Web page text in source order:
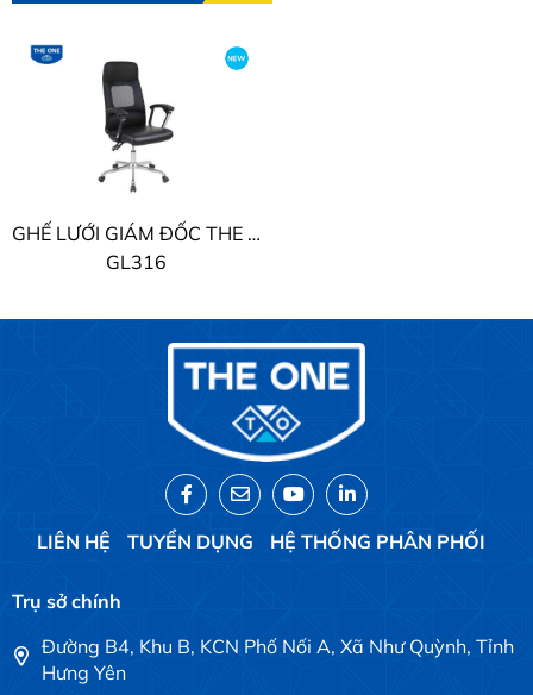
GHẾ LƯỚI GIÁM ĐỐC THE ONE
GL316
LIÊN HỆ TUYỂN DỤNG HỆ THỐNG PHÂN PHỐI
Trụ sở chính
Đường B4, Khu B, KCN Phố Nối A, Xã Như Quỳnh, Tỉnh
Hưng Yên